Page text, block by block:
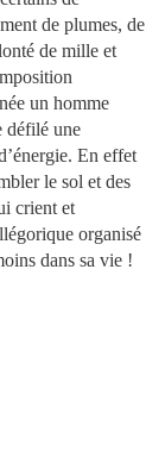
de plumes, de
de mille et
un homme
défilé une
En effet
le sol et des
crient et
organisé
dans sa vie !